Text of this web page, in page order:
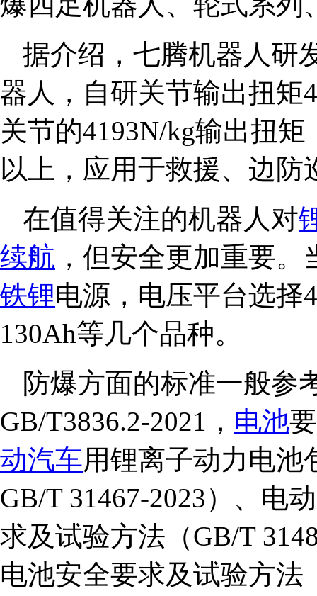
据介绍，七腾机器人研
器人，自研关节输出扭矩
关节的4193N/kg输出扭
以上，应用于救援、边
在值得关注的机器人对
续航 ，但安全更加重要
铁锂电源，电压平台选择
130Ah等几个品种。
防爆方面的标准一般参
GB/T3836.2-2021， 电池
动汽车用锂离子动力电池
GB/T 31467-2023）、电
求及试验方法（GB/T
电池安全要求及试验方法